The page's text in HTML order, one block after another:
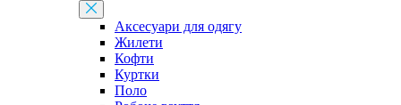
Аксесуари для одягу
Жилети
Кофти
Куртки
Поло